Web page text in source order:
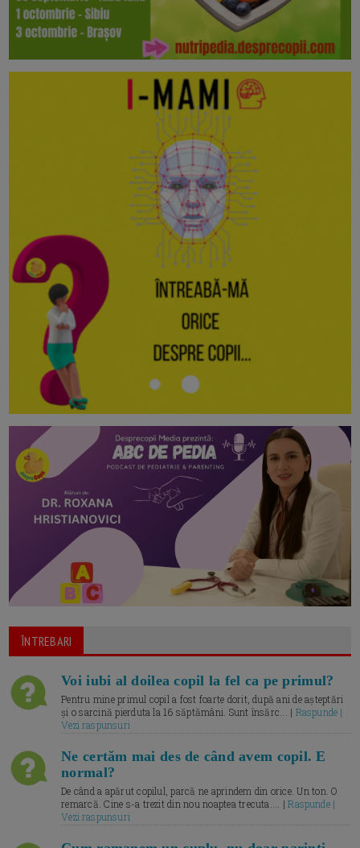
ÎNTREBARI
Voi iubi al doilea copil la fel ca pe primul?
Pentru mine primul copil a fost foarte dorit, după ani de așteptări
și o sarcină pierduta la 16 săptămâni. Sunt însărc... | Raspunde |
Vezi raspunsuri
Ne certăm mai des de când avem copil. E
normal?
De când a apărut copilul, parcă ne aprindem din orice. Un ton. O
remarcă. Cine s-a trezit din nou noaptea trecuta.... |Raspunde |
Vezi raspunsuri